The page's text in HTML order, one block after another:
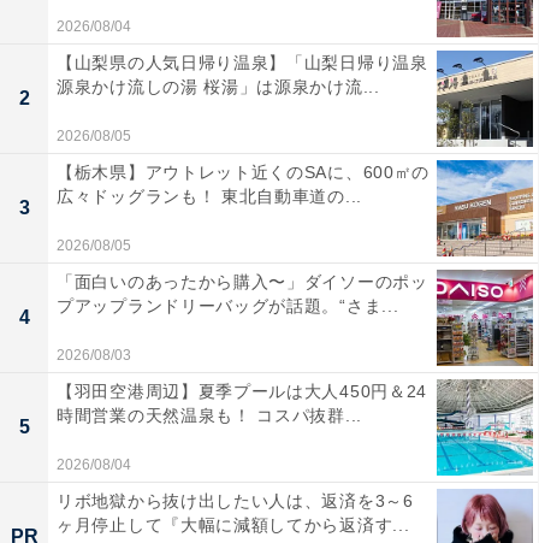
2026/08/04
2
【山梨県の人気日帰り温泉】「山梨日帰り温泉
源泉かけ流しの湯 桜湯」は源泉かけ流...
2026/08/05
3
【栃木県】アウトレット近くのSAに、600㎡の
広々ドッグランも！ 東北自動車道の...
2026/08/05
4
「面白いのあったから購入〜」ダイソーのポッ
プアップランドリーバッグが話題。“さま...
2026/08/03
5
【羽田空港周辺】夏季プールは大人450円＆24
時間営業の天然温泉も！ コスパ抜群...
2026/08/04
PR
リボ地獄から抜け出したい人は、返済を3～6
ヶ月停止して『大幅に減額してから返済す...